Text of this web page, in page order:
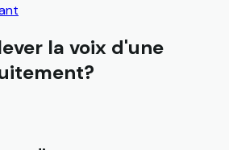
la voix d'une